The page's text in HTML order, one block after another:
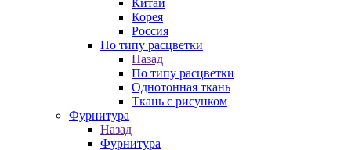
Китай
Корея
Россия
По типу расцветки
Назад
По типу расцветки
Однотонная ткань
Ткань с рисунком
Фурнитура
Назад
Фурнитура